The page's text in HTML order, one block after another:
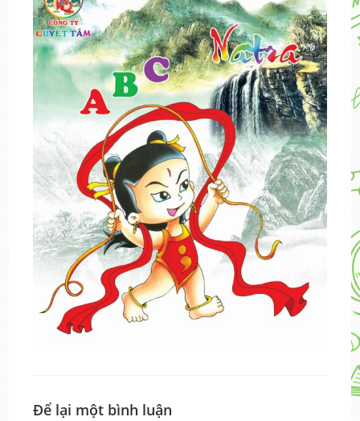
Để lại một bình luận